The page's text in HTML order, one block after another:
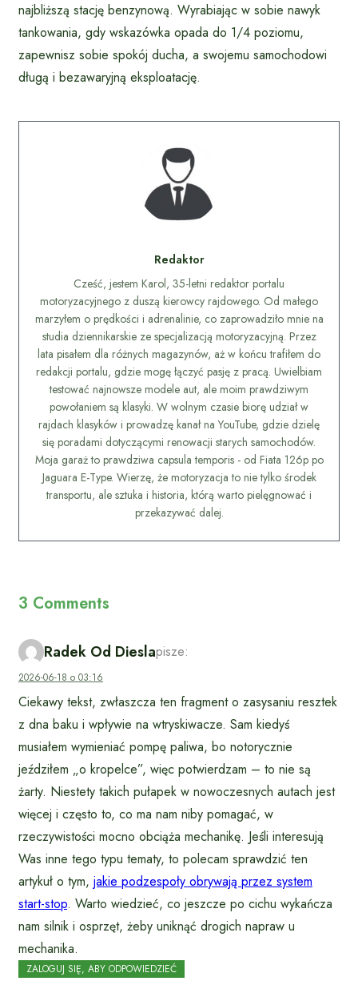
najbliższą stację benzynową. Wyrabiając w sobie nawyk
tankowania, gdy wskazówka opada do 1/4 poziomu,
zapewnisz sobie spokój ducha, a swojemu samochodowi
długą i bezawaryjną eksploatację.
Redaktor
Cześć, jestem Karol, 35-letni redaktor portalu
motoryzacyjnego z duszą kierowcy rajdowego. Od małego
marzyłem o prędkości i adrenalinie, co zaprowadziło mnie na
studia dziennikarskie ze specjalizacją motoryzacyjną. Przez
lata pisałem dla różnych magazynów, aż w końcu trafiłem do
redakcji portalu, gdzie mogę łączyć pasję z pracą. Uwielbiam
testować najnowsze modele aut, ale moim prawdziwym
powołaniem są klasyki. W wolnym czasie biorę udział w
rajdach klasyków i prowadzę kanał na YouTube, gdzie dzielę
się poradami dotyczącymi renowacji starych samochodów.
Moja garaż to prawdziwa capsula temporis - od Fiata 126p po
Jaguara E-Type. Wierzę, że motoryzacja to nie tylko środek
transportu, ale sztuka i historia, którą warto pielęgnować i
przekazywać dalej.
3 Comments
Radek Od Dieslapisze:
2026-06-18 o 03:16
Ciekawy tekst, zwłaszcza ten fragment o zasysaniu resztek
z dna baku i wpływie na wtryskiwacze. Sam kiedyś
musiałem wymieniać pompę paliwa, bo notorycznie
jeździłem „o kropelce”, więc potwierdzam – to nie są
żarty. Niestety takich pułapek w nowoczesnych autach jest
więcej i często to, co ma nam niby pomagać, w
rzeczywistości mocno obciąża mechanikę. Jeśli interesują
Was inne tego typu tematy, to polecam sprawdzić ten
artykuł o tym, jakie podzespoły obrywają przez system
start-stop. Warto wiedzieć, co jeszcze po cichu wykańcza
nam silnik i osprzęt, żeby uniknąć drogich napraw u
mechanika.
ZALOGUJ SIĘ, ABY ODPOWIEDZIEĆ